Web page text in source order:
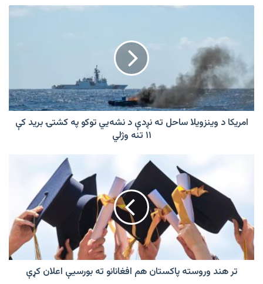
نشه‌يي
توکو
امریکا د وینزویلا ساحل ته نږدې د نشه‌يي توکو په کشتۍ برید کې
۱۱ تنه وژلي
پاکستان
افغانانو
ته
بورسیې
اعلان
تر هند وروسته پاکستان هم افغانانو ته بورسیې اعلان کړې